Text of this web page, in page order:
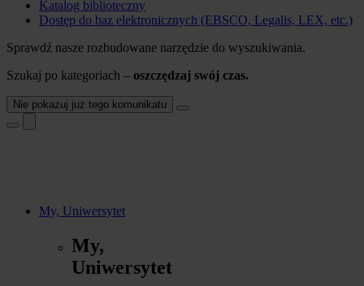
Katalog biblioteczny
Dostęp do baz elektronicznych (EBSCO, Legalis, LEX, etc.)
Sprawdź nasze rozbudowane narzędzie do wyszukiwania.
Szukaj po kategoriach – oszczędzaj swój czas.
Nie pokazuj już tego komunikatu
My, Uniwersytet
My,
Uniwersytet